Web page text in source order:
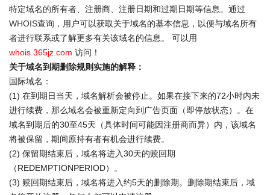
特定域名的所有者、注册商、注册日期和过期日期等信息。通过
WHOIS查询 ，用户可以获取关于域名的基本信息，以便与域名所有
者进行联系或了解更多有关该域名的信息。 可以用
whois.365jz.com 访问！
关于域名到期删除规则实施的解释：
国际域名：
(1) 在到期日当天，域名解析会被停止。如果在接下来的72小时内未
进行续费，那么域名会被重新定向到广告页面（即停放状态）。在
域名到期后的30至45天（具体时间可能因注册商而异）内，该域名
将被保留，期间原持有者有机会进行续费。
(2) 保留期结束后，域名将进入30天的赎回期
（REDEMPTIONPERIOD）。
(3) 赎回期结束后，域名将进入约5天的删除期。删除期结束后，域